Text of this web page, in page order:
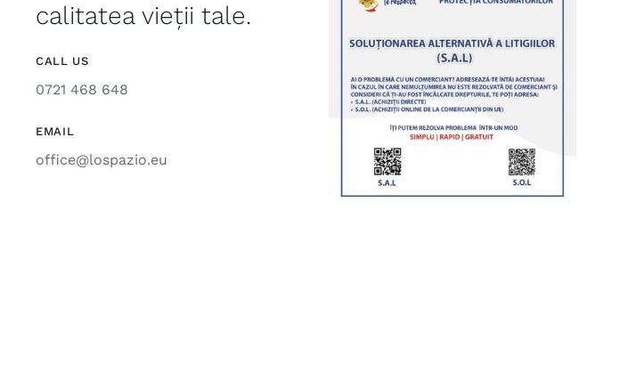
calitatea vieții tale.
CALL US
0721 468 648
EMAIL
office@lospazio.eu